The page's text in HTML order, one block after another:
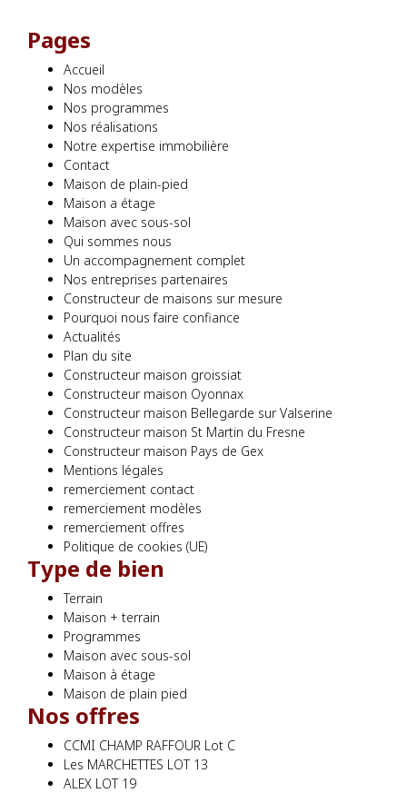
Pages
Accueil
Nos modèles
Nos programmes
Nos réalisations
Notre expertise immobilière
Contact
Maison de plain-pied
Maison a étage
Maison avec sous-sol
Qui sommes nous
Un accompagnement complet
Nos entreprises partenaires
Constructeur de maisons sur mesure
Pourquoi nous faire confiance
Actualités
Plan du site
Constructeur maison groissiat
Constructeur maison Oyonnax
Constructeur maison Bellegarde sur Valserine
Constructeur maison St Martin du Fresne
Constructeur maison Pays de Gex
Mentions légales
remerciement contact
remerciement modèles
remerciement offres
Politique de cookies (UE)
Type de bien
Terrain
Maison + terrain
Programmes
Maison avec sous-sol
Maison à étage
Maison de plain pied
Nos offres
CCMI CHAMP RAFFOUR Lot C
Les MARCHETTES LOT 13
ALEX LOT 19